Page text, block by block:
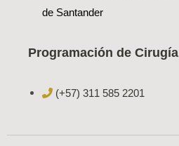
de Santander
Programación de Cirugía
(+57) 311 585 2201